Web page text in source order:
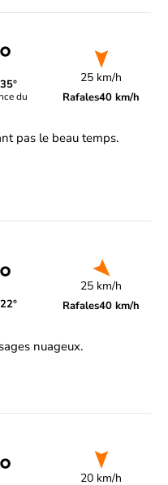
du
25 km/h
Rafales40 km/h
pas le beau temps.
25 km/h
Rafales40 km/h
nuageux.
20 km/h